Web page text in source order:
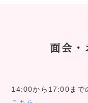
面会・
14:00から17:00まで